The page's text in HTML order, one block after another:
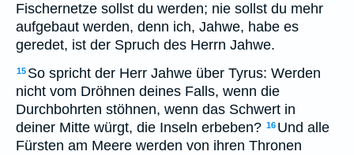
Fischernetze sollst du werden; nie sollst du mehr
aufgebaut werden, denn ich, Jahwe, habe es
geredet, ist der Spruch des Herrn Jahwe.
15 So spricht der Herr Jahwe über Tyrus: Werden
nicht vom Dröhnen deines Falls, wenn die
Durchbohrten stöhnen, wenn das Schwert in
deiner Mitte würgt, die Inseln erbeben? 16 Und alle
Fürsten am Meere werden von ihren Thronen